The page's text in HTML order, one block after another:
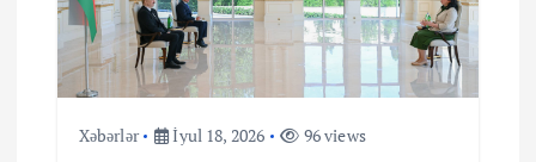
y
Xəbərlər İyul 18, 2026 96 views